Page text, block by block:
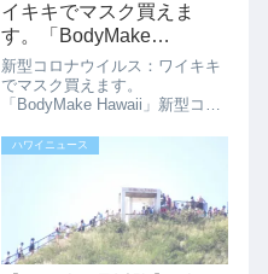
イキキでマスク買えま
す。「BodyMake
Hawaii」
新型コロナウイルス：ワイキキ
でマスク買えます。
「BodyMake Hawaii」新型コロ
も、マスクはもちろんトイレッ
います。でも、マスクが買える
場所ありました...
ハワイニュース